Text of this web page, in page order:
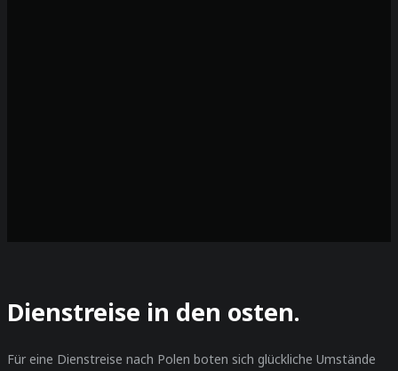
Dienstreise in den osten.
Für eine Dienstreise nach Polen boten sich glückliche Umstände